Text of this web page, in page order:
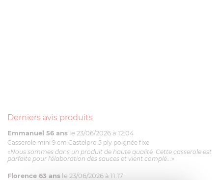
Derniers avis produits
Emmanuel 56 ans le 23/06/2026 à 12:04
Casserole mini 9 cm Castelpro 5 ply poignée fixe
«Nous sommes dans un produit de haute qualité. Cette casserole est
parfaite pour l'élaboration des sauces et vient complé...»
Florence 63 ans le 23/06/2026 à 11:17